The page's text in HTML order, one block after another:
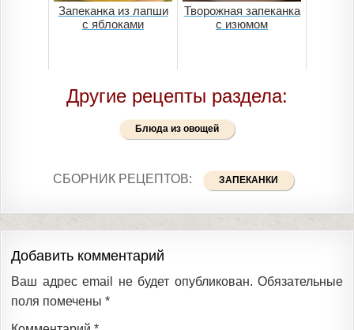
Запеканка из лапши
с яблоками
Творожная запеканка
с изюмом
Другие рецепты раздела:
Блюда из овощей
СБОРНИК РЕЦЕПТОВ: ЗАПЕКАНКИ
Добавить комментарий
Ваш адрес email не будет опубликован. Обязательные
поля помечены *